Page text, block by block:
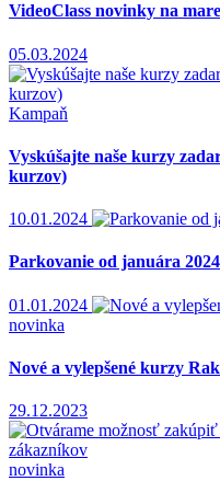
VideoClass novinky na
05.03.2024
Kampaň
Vyskúšajte naše kurzy
kurzov)
10.01.2024
Parkovanie od januára 2024
01.01.2024
novinka
Nové a vylepšené kurzy
29.12.2023
novinka